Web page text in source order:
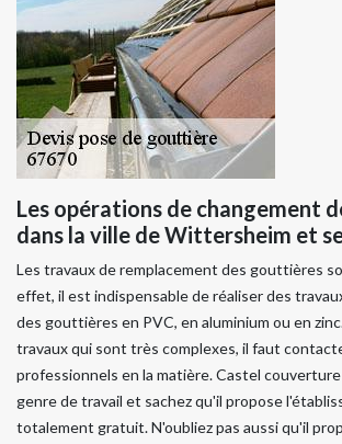
Les opérations de changement
dans la ville de Wittersheim et
Les travaux de remplacement des gouttières
effet, il est indispensable de réaliser des
des gouttières en PVC, en aluminium ou en
travaux qui sont très complexes, il faut
professionnels en la matière. Castel
genre de travail et sachez qu'il propose
totalement gratuit. N'oubliez pas aussi qu'il